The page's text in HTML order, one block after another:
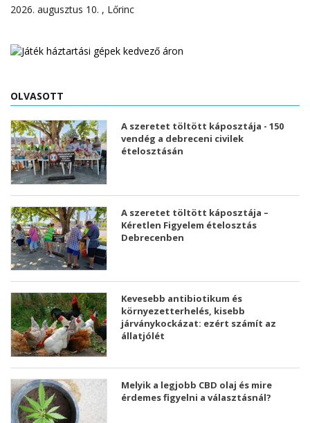
2026. augusztus 10. , Lőrinc
OLVASOTT
A szeretet töltött káposztája - 150
vendég a debreceni civilek
ételosztásán
A szeretet töltött káposztája –
Kéretlen Figyelem ételosztás
Debrecenben
Kevesebb antibiotikum és
környezetterhelés, kisebb
járványkockázat: ezért számít az
állatjólét
Melyik a legjobb CBD olaj és mire
érdemes figyelni a választásnál?